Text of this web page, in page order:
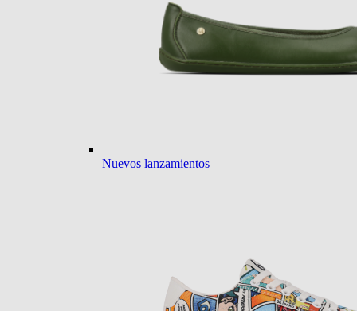
Nuevos lanzamientos